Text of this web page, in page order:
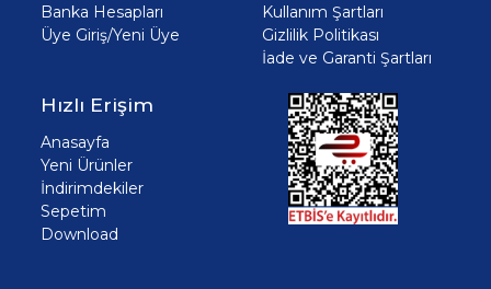
Banka Hesapları
Üye Giriş/Yeni Üye
Kullanım Şartları
Gizlilik Politikası
İade ve Garanti Şartları
Hızlı Erişim
Anasayfa
Yeni Ürünler
İndirimdekiler
Sepetim
Download